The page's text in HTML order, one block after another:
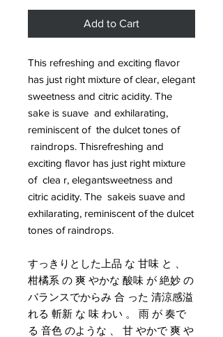
Add to Cart
This refreshing and exciting flavor
has just right mixture of clear, elegant
sweetness and citric acidity. The
sake is suave and exhilarating,
reminiscent of the dulcet tones of
raindrops. Thisrefreshing and
exciting flavor has just right mixture
of clea r, elegantsweetness and
citric acidity. The sakeis suave and
exhilarating, reminiscent of the dulcet
tones of raindrops.
すっきりとした上品 な 甘味 と 、
柑橘系 の 爽 やかな 酸味 が 絶妙 の
バランスでからみ 合 った 清涼感溢
れる 斬新 な 味 わい 。 雨 が 奏で
る 音色 のような 、 甘 やかで 爽 や